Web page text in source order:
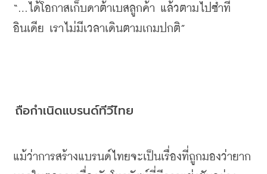
“... ได้โอกาสเก็บดาต้าเบสลูกค้า แล้วตามไปซ้ำที่
อินเดีย เราไม่มีเวลาเดินตามเกมปกติ”
ถือกำเนิดแบรนด์ทีวีไทย
แม้ว่าการสร้างแบรนด์ไทยจะเป็นเรื่องที่ถูกมองว่ายาก